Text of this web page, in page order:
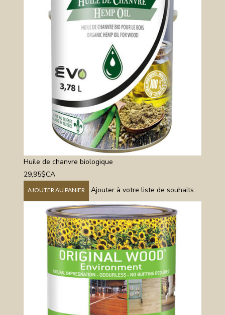
Huile de chanvre biologique
29,95$CA
AJOUTER AU PANIER Ajouter à votre liste de souhaits